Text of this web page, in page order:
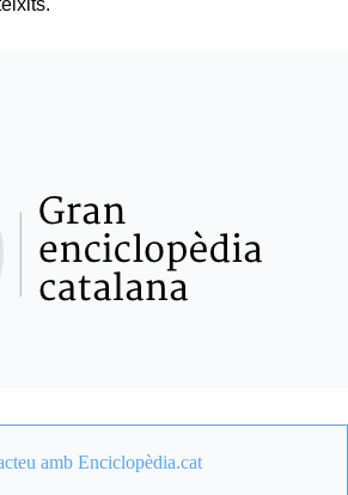
amb Enciclopèdia.cat